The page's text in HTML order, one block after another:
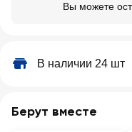
Вы можете
В наличии 24 шт
Берут вместе